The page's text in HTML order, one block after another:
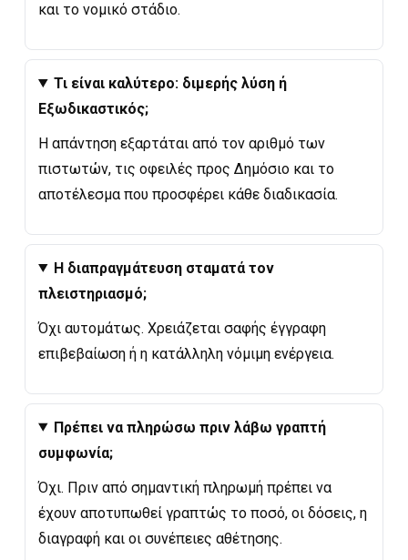
και το νομικό στάδιο.
Τι είναι καλύτερο: διμερής λύση ή
Εξωδικαστικός;
Η απάντηση εξαρτάται από τον αριθμό των
πιστωτών, τις οφειλές προς Δημόσιο και το
αποτέλεσμα που προσφέρει κάθε διαδικασία.
Η διαπραγμάτευση σταματά τον
πλειστηριασμό;
Όχι αυτομάτως. Χρειάζεται σαφής έγγραφη
επιβεβαίωση ή η κατάλληλη νόμιμη ενέργεια.
Πρέπει να πληρώσω πριν λάβω γραπτή
συμφωνία;
Όχι. Πριν από σημαντική πληρωμή πρέπει να
έχουν αποτυπωθεί γραπτώς το ποσό, οι δόσεις, η
διαγραφή και οι συνέπειες αθέτησης.